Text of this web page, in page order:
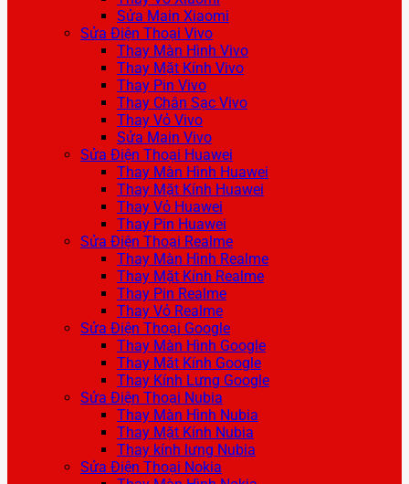
Sửa Main Xiaomi
Sửa Điện Thoại Vivo
Thay Màn Hình Vivo
Thay Mặt Kính Vivo
Thay Pin Vivo
Thay Chân Sạc Vivo
Thay Vỏ Vivo
Sửa Main Vivo
Sửa Điện Thoại Huawei
Thay Màn Hình Huawei
Thay Mặt Kính Huawei
Thay Vỏ Huawei
Thay Pin Huawei
Sửa Điện Thoại Realme
Thay Màn Hình Realme
Thay Mặt Kính Realme
Thay Pin Realme
Thay Vỏ Realme
Sửa Điện Thoại Google
Thay Màn Hình Google
Thay Mặt Kính Google
Thay Kính Lưng Google
Sửa Điện Thoại Nubia
Thay Màn Hình Nubia
Thay Mặt Kính Nubia
Thay kính lưng Nubia
Sửa Điện Thoại Nokia